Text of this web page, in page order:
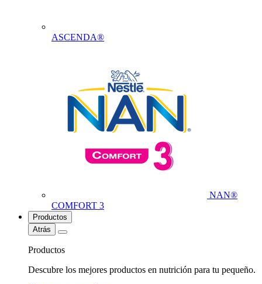
ASCENDA®
NAN®
COMFORT 3
Productos
Atrás
Productos
Descubre los mejores productos en nutrición para tu pequeño.